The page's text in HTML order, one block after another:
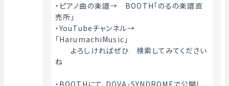
・ピアノ曲の楽譜→　BOOTH「のるの楽譜直
売所」
・YouTubeチャンネル→
「HarumachiMusic」
よろしければぜひ　検索してみてください
ね
・BOOTHにて、DOVA-SYNDROMEで公開し